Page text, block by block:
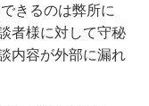
きるのは弊所に
者様に対して守秘
内容が外部に漏れ